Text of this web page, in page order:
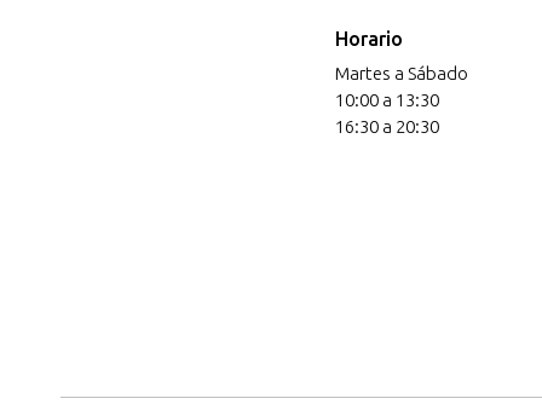
Horario
Martes a Sábado
10:00 a 13:30
16:30 a 20:30